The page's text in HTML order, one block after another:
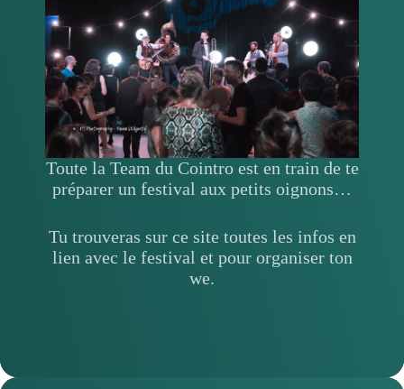
Toute la Team du Cointro est en train de te
préparer un festival aux petits oignons…
Tu trouveras sur ce site toutes les infos en
lien avec le festival et pour organiser ton
we.